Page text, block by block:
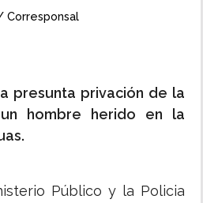
Corresponsal
presunta privación de la
hombre herido en la
Público y la Policia